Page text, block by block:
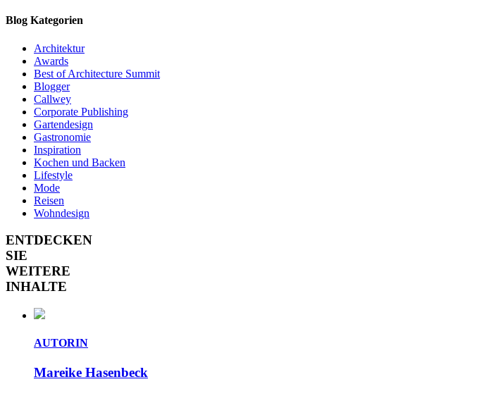
Blog Kategorien
Architektur
Awards
Best of Architecture Summit
Blogger
Callwey
Corporate Publishing
Gartendesign
Gastronomie
Inspiration
Kochen und Backen
Lifestyle
Mode
Reisen
Wohndesign
ENTDECKEN
SIE
WEITERE
INHALTE
AUTORIN
Mareike Hasenbeck